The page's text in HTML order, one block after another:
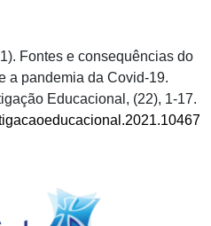
Fontes e consequências do
a pandemia da Covid-19.
Educacional, (22), 1-17.